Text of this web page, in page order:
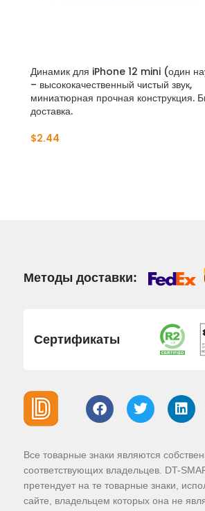
Динамик для iPhone 12 mini (один
– высококачественный чистый звук,
миниатюрная прочная конструкция.
доставка.
$2.44
Методы доставки:
Сертификаты
Все товарные знаки являются
соответствующих владельцев. DT-
претендует на те товарные знаки,
сайте, владельцем которых она не